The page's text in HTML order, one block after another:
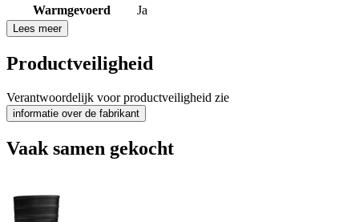
Warmgevoerd
Ja
Lees meer
Productveiligheid
Verantwoordelijk voor productveiligheid zie
informatie over de fabrikant
Vaak samen gekocht